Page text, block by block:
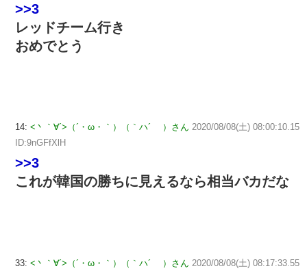
>>3
レッドチーム行き
おめでとう
14: <丶｀∀´>（´・ω・｀）（｀ハ´ ）さん 2020/08/08(土) 08:00:10.15
ID:9nGFfXlH
>>3
これが韓国の勝ちに見えるなら相当バカだな
33: <丶｀∀´>（´・ω・｀）（｀ハ´ ）さん 2020/08/08(土) 08:17:33.55